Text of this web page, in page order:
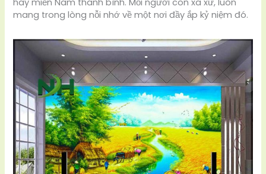
mang trong lòng nỗi nhớ về một nơi đầy ắp kỷ niệm đó.